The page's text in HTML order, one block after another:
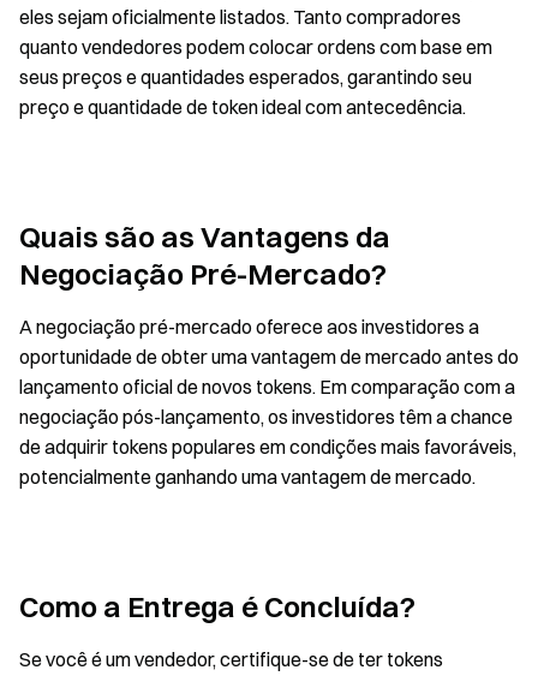
eles sejam oficialmente listados. Tanto compradores
quanto vendedores podem colocar ordens com base em
seus preços e quantidades esperados, garantindo seu
preço e quantidade de token ideal com antecedência.
Quais são as Vantagens da
Negociação Pré-Mercado?
A negociação pré-mercado oferece aos investidores a
oportunidade de obter uma vantagem de mercado antes do
lançamento oficial de novos tokens. Em comparação com a
negociação pós-lançamento, os investidores têm a chance
de adquirir tokens populares em condições mais favoráveis,
potencialmente ganhando uma vantagem de mercado.
Como a Entrega é Concluída?
Se você é um vendedor, certifique-se de ter tokens